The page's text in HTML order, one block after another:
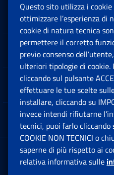
Sedi e Contatti
Software
Note Legali
App mobile
Sede Legale : Via
00144 Roma
Questo sito utilizza i
ottimizzare l’esperienza di
cookie di natura tecnica
permettere il corretto
previo consenso
ulteriori tipologie di
cliccando sul pulsante
effettuare le tue scelte
installare, cliccando su
invece intendi rifiutarne
tecnici, puoi farlo cliccando
COOKIE NON TECNICI o
saperne di più rispetto ai
relativa informativa sulle